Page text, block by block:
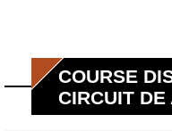
COURSE
CIRCUIT